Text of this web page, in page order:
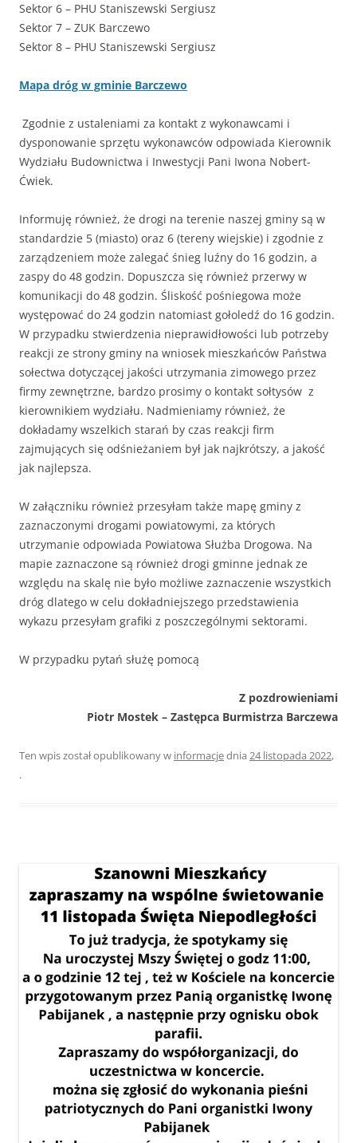
Sektor 6 – PHU Staniszewski Sergiusz
Sektor 7 – ZUK Barczewo
Sektor 8 – PHU Staniszewski Sergiusz
Mapa dróg w gminie Barczewo
Zgodnie z ustaleniami za kontakt z wykonawcami i
dysponowanie sprzętu wykonawców odpowiada Kierownik
Wydziału Budownictwa i Inwestycji Pani Iwona Nobert-
Ćwiek.
Informuję również, że drogi na terenie naszej gminy są w
standardzie 5 (miasto) oraz 6 (tereny wiejskie) i zgodnie z
zarządzeniem może zalegać śnieg luźny do 16 godzin, a
zaspy do 48 godzin. Dopuszcza się również przerwy w
komunikacji do 48 godzin. Śliskość pośniegowa może
występować do 24 godzin natomiast gołoledź do 16 godzin.
W przypadku stwierdzenia nieprawidłowości lub potrzeby
reakcji ze strony gminy na wniosek mieszkańców Państwa
sołectwa dotyczącej jakości utrzymania zimowego przez
firmy zewnętrzne, bardzo prosimy o kontakt sołtysów z
kierownikiem wydziału. Nadmieniamy również, że
dokładamy wszelkich starań by czas reakcji firm
zajmujących się odśnieżaniem był jak najkrótszy, a jakość
jak najlepsza.
W załączniku również przesyłam także mapę gminy z
zaznaczonymi drogami powiatowymi, za których
utrzymanie odpowiada Powiatowa Służba Drogowa. Na
mapie zaznaczone są również drogi gminne jednak ze
względu na skalę nie było możliwe zaznaczenie wszystkich
dróg dlatego w celu dokładniejszego przedstawienia
wykazu przesyłam grafiki z poszczególnymi sektorami.
W przypadku pytań służę pomocą
Z pozdrowieniami
Piotr Mostek – Zastępca Burmistrza Barczewa
Ten wpis został opublikowany w informacjednia 24 listopada 2022,
.